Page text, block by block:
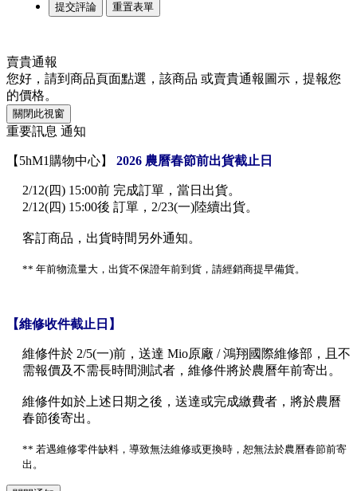
賣貴通報
您好，請到商品頁面點選，該商品 或賣貴通報 圖示，提報您
的價格。
關閉此視窗
重要訊息 通知
【5hM1購物中心】 2026 農曆春節前出貨截止日
2/12(四) 15:00前 完成訂單，當日出貨。
2/12(四) 15:00後 訂單，2/23(一)陸續出貨。
客訂商品，出貨時間另外通知。
** 年前物流量大，出貨不保證年前到貨，請經銷商提早備貨。
【維修收件截止日】
維修件於 2/5(一)前，送達 Mio原廠 / 鴻翔國際維修部，且不
需報價及不需長時間測試者，維修件將於農曆年前寄出。
維修件如於上述日期之後，送達或完成繳費者，將於農曆
春節後寄出。
** 若遇維修零件缺料，導致無法維修或更換時，恕無法於農曆春節前寄
出。